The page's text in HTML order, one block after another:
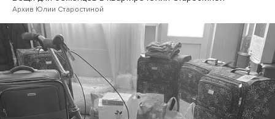
Архив Юлии Старостиной